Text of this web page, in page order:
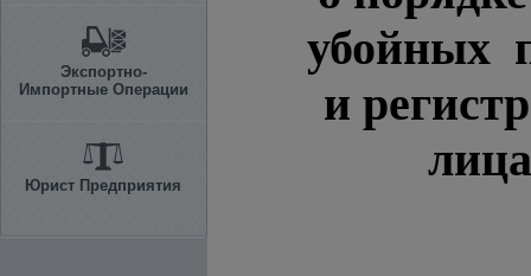
Экспортно-
Импортные Операции
Юрист Предприятия
убойных
и